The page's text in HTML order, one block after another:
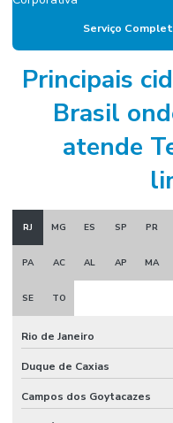
Empresa gestora de ativos
Empresa de manutenção
Empresa de manutenção
Empresa de manutenção
Empresa de manutenção
Empresa de mão de obra
Empresa de montagem
Empresa de prestação de
Empresa de projeto industrial
Empresa de projeto de
Empresa de projetos em
Serviço
Principais
Brasil
atende
RJ MG ES SP PR
PA AC AL AP MA
SE TO
Rio de Janeiro
Duque de Caxias
Campos dos Goytacazes